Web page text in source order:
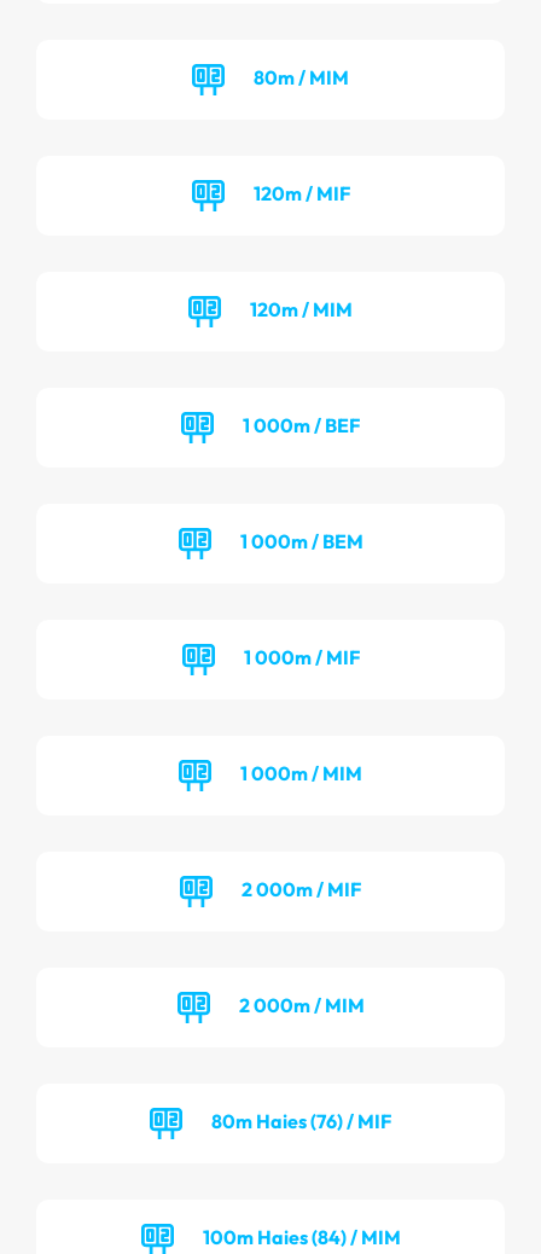
80m / MIM
120m / MIF
120m / MIM
1 000m / BEF
1 000m / BEM
1 000m / MIF
1 000m / MIM
2 000m / MIF
2 000m / MIM
80m Haies (76) / MIF
100m Haies (84) / MIM